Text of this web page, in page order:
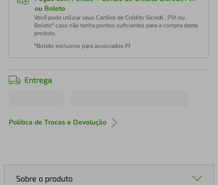
ou Boleto
Você pode utilizar seus Cartões de Crédito Sicredi , PIX ou
Boleto* caso não tenha pontos suficientes para a compra deste
produto.
*Boleto exclusivo para associados PJ
Entrega
Política de Trocas e Devolução
Sobre o produto